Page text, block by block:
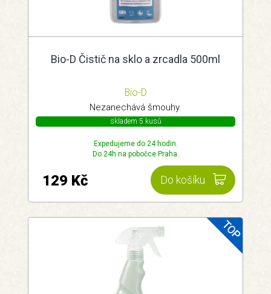
Bio-D Čistič na sklo a zrcadla 500ml
Bio-D
Nezanechává šmouhy.
skladem 5 kusů
Expedujeme do 24 hodin.
Do 24h na pobočce Praha.
Do košíku
129 Kč